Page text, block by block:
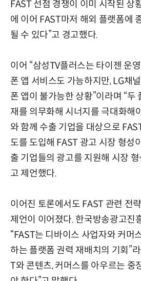
FAST 선점 경쟁이 이미 시작된 상
에 이어 FAST마저 해외 플랫폼에
될 수 있다”고 경고했다.
이어 “삼성TV플러스는 타이젠 운
폰 앱 서비스도 가능하지만, LG채
폰 앱이 불가능한 상황”이라며 “두
재를 의무화해 시너지를 극대화해
와 함께 수출 기업을 대상으로
도를 도입해 FAST 광고 시장 형성
출 기업들의 광고를 지원해 시장
고 제언했다.
이어진 토론에서도 FAST 관련 전
제언이 이어졌다. 한국방송광고진
“FAST는 디바이스 사업자와 커머
하는 플랫폼 권력 재배치의 기회”
T와 콘텐츠, 커머스를 아우르는 중